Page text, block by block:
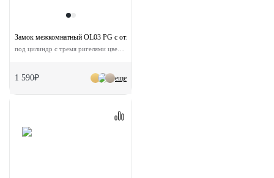
еще
Замок межкомнатный OL03 PG с ответной планкой
1 590₽